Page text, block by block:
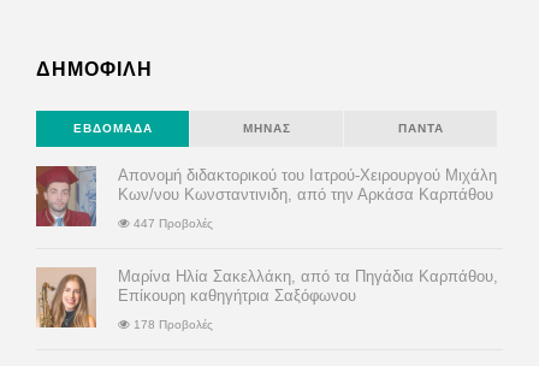
ΔΗΜΟΦΙΛΗ
ΕΒΔΟΜΆΔΑ ΜΉΝΑΣ ΠΆΝΤΑ
Απονομή διδακτορικού του Ιατρού-Χειρουργού Μιχάλη
Κων/νου Κωνσταντινιδη, από την Αρκάσα Καρπάθου
447 Προβολές
Μαρίνα Ηλία Σακελλάκη, από τα Πηγάδια Καρπάθου,
Επίκουρη καθηγήτρια Σαξόφωνου
178 Προβολές